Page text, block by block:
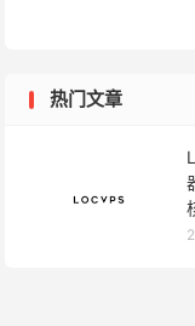
热门文章